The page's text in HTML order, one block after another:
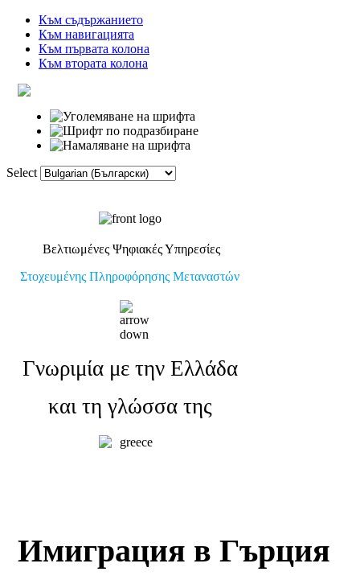
Към съдържанието
Към навигацията
Към първата колона
Към втората колона
Select
Βελτιωμένες Ψηφιακές Υπηρεσίες
Στοχευμένης Πληροφόρησης Μεταναστών
Γνωριμία με την Ελλάδα
και τη γλώσσα της
Имиграция в Гърция